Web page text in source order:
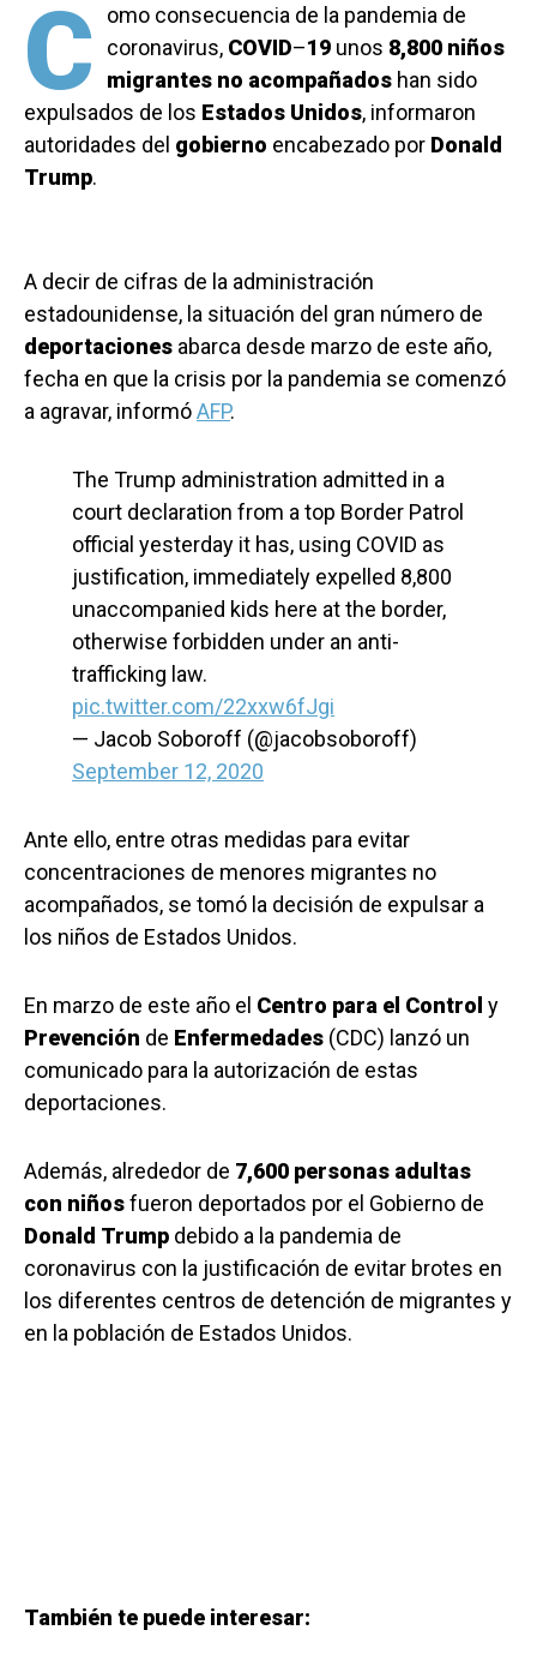
C
omo consecuencia de la pandemia de
coronavirus, COVID–19 unos 8,800 niños
migrantes no acompañados han sido
expulsados de los Estados Unidos, informaron
autoridades del gobierno encabezado por Donald
Trump.
A decir de cifras de la administración
estadounidense, la situación del gran número de
deportaciones abarca desde marzo de este año,
fecha en que la crisis por la pandemia se comenzó
a agravar, informóAFP.
The Trump administration admitted in a
court declaration from a top Border Patrol
official yesterday it has, using COVID as
justification, immediately expelled 8,800
unaccompanied kids here at the border,
otherwise forbidden under an anti-
trafficking law.
pic.twitter.com/22xxw6fJgi
— Jacob Soboroff (@jacobsoboroff)
September 12, 2020
Ante ello, entre otras medidas para evitar
concentraciones de menores migrantes no
acompañados, se tomó la decisión de expulsar a
los niños de Estados Unidos.
En marzo de este año el Centro para el Control y
Prevención de Enfermedades (CDC) lanzó un
comunicado para la autorización de estas
deportaciones.
Además, alrededor de 7,600 personas adultas
con niñosfueron deportados por el Gobierno de
Donald Trump debido a la pandemia de
coronavirus con la justificación de evitar brotes en
los diferentes centros de detención de migrantes y
en la población de Estados Unidos.
También te puede interesar: